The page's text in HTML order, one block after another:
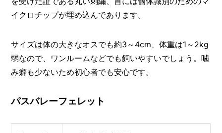
イクロチップが埋め込んであります。
サイズは体の大きなオスでも約3～4cm、体重は1～2kg
弱なので、ワンルームなどでも飼いやすいでしょう。噛
み癖も少ないため初心者でも安心です。
パスバレーフェレット